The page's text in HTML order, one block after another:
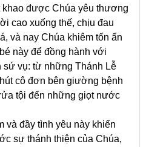
khao được Chúa yêu thương
cao xuống thế, chịu đau
và nay Chúa khiêm tốn ẩn
này để đồng hành với
sứ vụ: từ những Thánh Lễ
cô đơn bên giường bệnh
tội đến những giọt nước
và đầy tình yêu này khiến
sự thánh thiện của Chúa,